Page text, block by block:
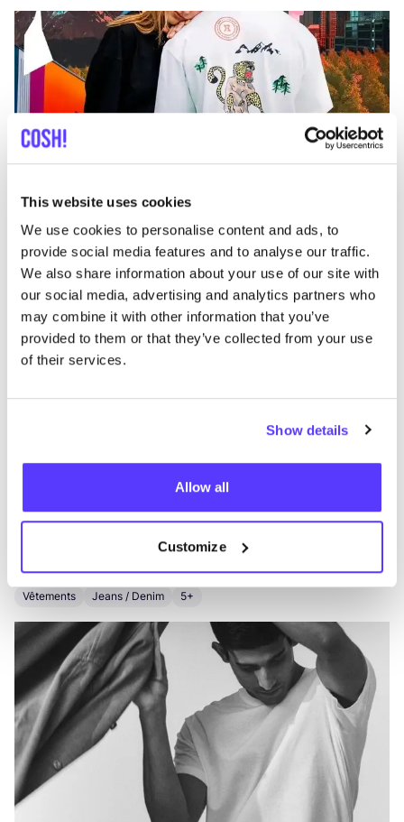
This website uses cookies
We use cookies to personalise content and ads, to
provide social media features and to analyse our traffic.
We also share information about your use of our site with
our social media, advertising and analytics partners who
may combine it with other information that you’ve
provided to them or that they’ve collected from your use
of their services.
Show details
Allow all
Customize
Ajouter à l'itinéraire Visiter la boutique en ligne
List Map
Autres marques
Vêtements Jeans / Denim 5+